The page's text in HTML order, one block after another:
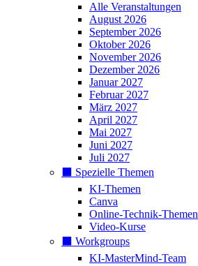
Alle Veranstaltungen
August 2026
September 2026
Oktober 2026
November 2026
Dezember 2026
Januar 2027
Februar 2027
März 2027
April 2027
Mai 2027
Juni 2027
Juli 2027
⬛️ Spezielle Themen
KI-Themen
Canva
Online-Technik-Themen
Video-Kurse
⬛️ Workgroups
KI-MasterMind-Team